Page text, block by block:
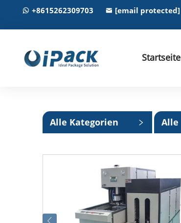
+8615262309703 [email protected]
Startseite
Alle Kategorien
Alle